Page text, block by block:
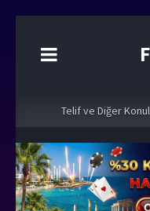
Telif ve Diğer